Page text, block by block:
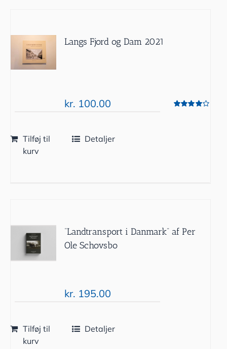
Langs Fjord og Dam 2021
kr. 100.00
Tilføj til
kurv
Detaljer
“Landtransport i Danmark” af Per
Ole Schovsbo
kr. 195.00
Tilføj til
kurv
Detaljer